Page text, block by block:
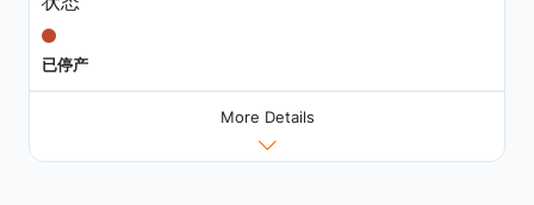
已停产
More Details